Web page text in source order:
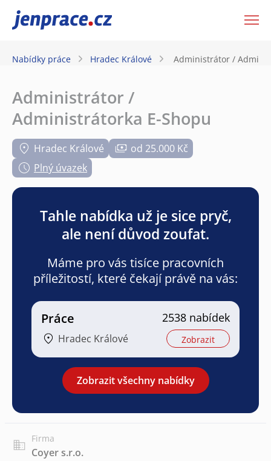
JenPráce.cz
Nabídky práce Hradec Králové Administrátor /
Administrátor /
Administrátorka E-Shopu
Hradec Králové
od 25.000 Kč
Plný úvazek
Tahle nabídka už je sice pryč,
ale není důvod zoufat.
Máme pro vás tisíce pracovních
příležitostí, které čekají právě na vás:
Práce
Hradec Králové
2538 nabídek
Zobrazit
Zobrazit všechny nabídky
Firma
Coyer s.r.o.